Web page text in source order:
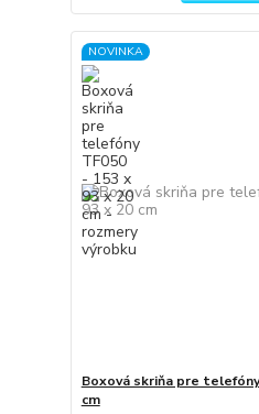
NOVINKA
Boxová skriňa pre
cm